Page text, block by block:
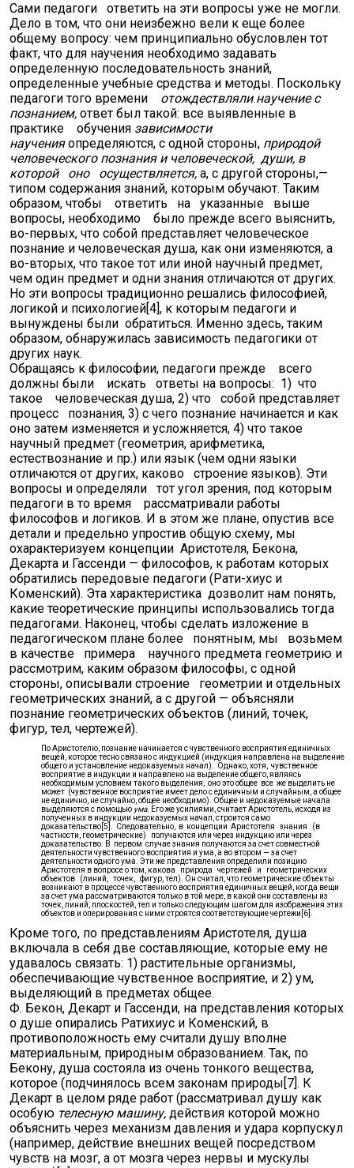
Сами педагоги ответить на эти вопросы уже не могли.
Дело в том, что они неизбежно вели к еще более
общему вопросу: чем принципиально обусловлен тот
факт, что для научения необходимо задавать
определенную последовательность знаний,
определенные учебные средства и методы. Поскольку
педагоги того времени отождествляли научение с
познанием, ответ был такой: все выявленные в
практике обучения зависимости
научения определяются, с одной стороны, природой
человеческого познания и человеческой, души, в
которой
оно осуществляется, а, с другой стороны,—
типом содержания знаний, которым обучают. Таким
образом, чтобы ответить на указанные выше
вопросы, необходимо было прежде всего выяснить,
во-первых, что собой представляет человеческое
познание и человеческая душа, как они изменяются, а
во-вторых, что такое тот или иной научный предмет,
чем один предмет и одни знания отличаются от других.
Но эти вопросы традиционно решались философией,
логикой и психологией[4], к которым педагоги и
вынуждены были обратиться. Именно здесь, таким
образом, обнаружилась зависимость педагогики от
других наук.
Обращаясь к философии, педагоги прежде всего
должны были искать ответы на вопросы: 1) что
такое человеческая душа, 2) что собой представляет
процесс познания, 3) с чего познание начинается и как
оно затем изменяется и усложняется, 4) что такое
научный предмет (геометрия, арифметика,
естествознание и пр.) или язык (чем одни языки
отличаются от других, каково строение языков). Эти
вопросы и определяли тот угол зрения, под которым
педагоги в то время рассматривали работы
философов и логиков. И в этом же плане, опустив все
детали и предельно упростив общую схему, мы
охарактеризуем концепции Аристотеля, Бекона,
Декарта и Гассенди — философов, к работам которых
обратились передовые педагоги (Рати-хиус и
Коменский). Эта характеристика дозволит нам понять,
какие теоретические принципы использовались тогда
педагогами. Наконец, чтобы сделать изложение в
педагогическом плане более понятным, мы возьмем
в качестве примера научного предмета геометрию и
рассмотрим, каким образом философы, с одной
стороны, описывали строение геометрии и отдельных
геометрических знаний, а с другой — объясняли
познание геометрических объектов (линий, точек,
фигур, тел, чертежей).
По Аристотелю, познание начинается с чувственного восприятия единичных
вещей, которое тесно связано с индукцией (индукция направлена на выделение
общего и установление недоказуемых начал). Однако, хотя, чувственное
восприятие в индукции и направлено на выделение общего, являясь
необходимым условием такого выделения, оно это общее все же выделить не
может (чувственное восприятие имеет дело с единичным и случайным, а общее
не единично, не случайно, общее необходимо). Общее и недоказуемые начала
выделяются с помощью ума. Его же усилиями, считает Аристотель, исходя из
полученных в индукции недоказуемых начал, строится само
доказательство[5]. Следовательно, в концепции Аристотеля знания (в
частности, геометрические) получаются или через индукцию или через
доказательство. В первом случае знания получаются за счет совместной
деятельности чувственного восприятия и ума, а во втором — за счет
деятельности одного ума. Эти же представления определили позицию
Аристотеля в вопросе о том, какова природа чертежей и геометрических
объектов (линий, точек, фигур, тел). Он считал, что геометрические объекты
возникают в процессе чувственного восприятия единичных вещей, когда вещи
за счет ума рассматриваются только в той мере, в какой они составлены из
точек, линий, плоскостей, тел и только следующим шагом для изображения этих
объектов и оперирования с ними строятся соответствующие чертежи[6].
Кроме того, по представлениям Аристотеля, душа
включала в себя две составляющие, которые ему не
удавалось связать: 1) растительные организмы,
обеспечивающие чувственное восприятие, и 2) ум,
выделяющий в предметах общее.
Ф. Бекон, Декарт и Гассенди, на представления которых
о душе опирались Ратихиус и Коменский, в
противоположность ему считали душу вполне
материальным, природным образованием. Так, по
Бекону, душа состояла из очень тонкого вещества,
которое (подчинялось всем законам природы[7]. К
Декарт в целом ряде работ (рассматривал душу как
особую телесную машину, действия которой можно
объяснить через механизм давления и удара корпускул
(например, действие внешних вещей посредством
чувств на мозг, а от мозга через нервы и мускулы